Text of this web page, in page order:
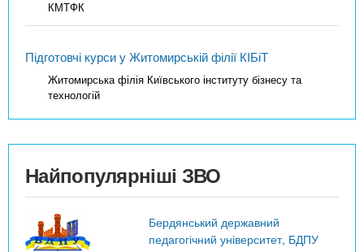
КМТФК
Підготовчі курси у Житомирській філії КІБіТ
Житомирська філія Київського інституту бізнесу та
технологій
Найпопулярніші ЗВО
Бердянський державний
педагогічний університет, БДПУ